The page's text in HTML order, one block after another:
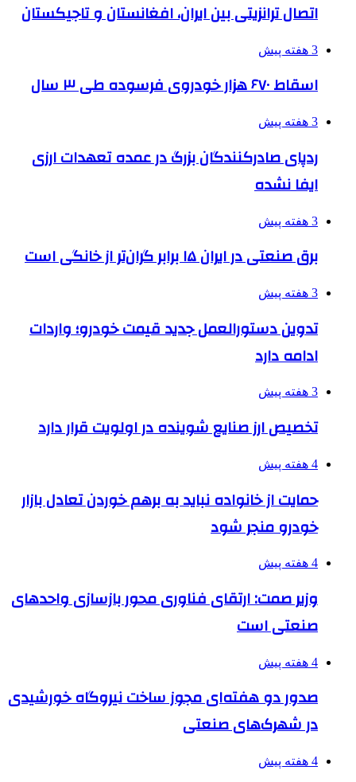
اتصال ترانزیتی بین ایران، افغانستان و تاجیکستان
3 هفته پیش
اسقاط ۶۷۰ هزار خودروی فرسوده طی ۳ سال
3 هفته پیش
ردپای صادرکنندگان بزرگ در عمده تعهدات ارزی
ایفا نشده
3 هفته پیش
برق صنعتی در ایران ۱۵ برابر گران‌تر از خانگی است
3 هفته پیش
تدوین دستورالعمل جدید قیمت خودرو؛ واردات
ادامه دارد
3 هفته پیش
تخصیص ارز صنایع شوینده در اولویت قرار دارد
4 هفته پیش
حمایت از خانواده نباید به برهم خوردن تعادل بازار
خودرو منجر شود
4 هفته پیش
وزیر صمت: ارتقای فناوری محور بازسازی واحدهای
صنعتی است
4 هفته پیش
صدور دو هفته‌ای مجوز ساخت نیروگاه خورشیدی
در شهرک‌های صنعتی
4 هفته پیش